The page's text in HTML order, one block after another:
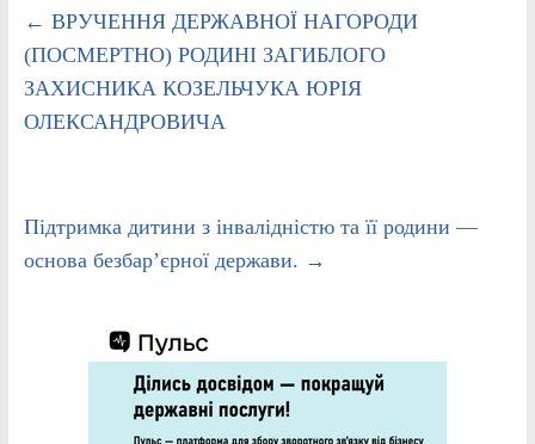
← ВРУЧЕННЯ ДЕРЖАВНОЇ НАГОРОДИ
(ПОСМЕРТНО) РОДИНІ ЗАГИБЛОГО
ЗАХИСНИКА КОЗЕЛЬЧУКА ЮРІЯ
ОЛЕКСАНДРОВИЧА
Підтримка дитини з інвалідністю та її родини —
основа безбар’єрної держави. →